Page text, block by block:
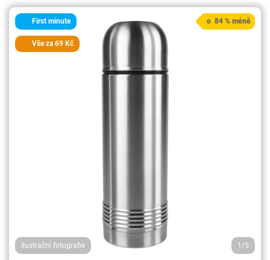
First minute
Vše za 69 Kč
Ilustrační fotografie 1/5
o 84 % méně